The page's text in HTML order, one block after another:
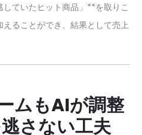
ていたヒット商品」**を取りこ
ることができ、結果として売上
ムもAIが調整
さない工夫